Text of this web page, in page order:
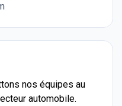
nos équipes au
automobile.